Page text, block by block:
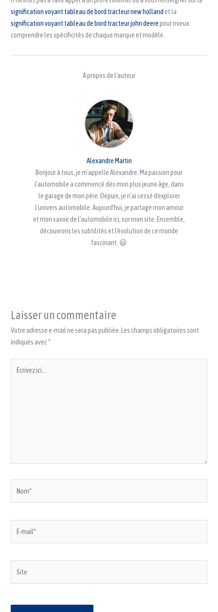
signification voyant tableau de bord tracteur new hollandet la
signification voyant tableau de bord tracteur john deerepour mieux
comprendre les spécificités de chaque marque et modèle.
À propos de l'auteur
Alexandre Martin
Bonjour à tous, je m'appelle Alexandre. Ma passion pour
l'automobile a commencé dès mon plus jeune âge, dans
le garage de mon père. Depuis, je n'ai cessé d'explorer
l'univers automobile. Aujourd'hui, je partage mon amour
et mon savoir de l'automobile ici, sur mon site. Ensemble,
découvrons les subtilités et l'évolution de ce monde
fascinant. 😃
Laisser un commentaire
Votre adresse e-mail ne sera pas publiée. Les champs obligatoires sont
indiqués avec*
ici…
mail*